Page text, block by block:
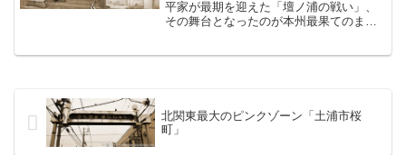
平家が最期を迎えた「壇ノ浦の戦い」、
その舞台となったのが本州最果てのまち
北関東最大のピンクゾーン「土浦市桜
町」